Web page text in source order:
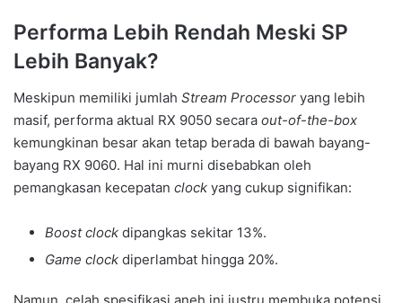
Performa Lebih Rendah Meski SP
Lebih Banyak?
Meskipun memiliki jumlah Stream Processor yang lebih
masif, performa aktual RX 9050 secara out-of-the-box
kemungkinan besar akan tetap berada di bawah bayang-
bayang RX 9060. Hal ini murni disebabkan oleh
pemangkasan kecepatan clock yang cukup signifikan:
Boost clock dipangkas sekitar 13%.
Game clock diperlambat hingga 20%.